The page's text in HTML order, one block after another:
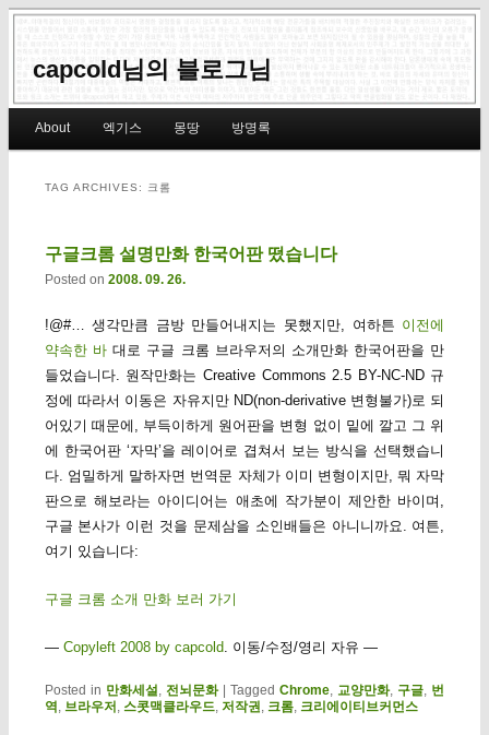
capcold님의 블로그님
Skip to primary content
Skip to secondary content
About 엑기스 몽땅 방명록
TAG ARCHIVES: 크롬
구글크롬 설명만화 한국어판 떴습니다
Posted on 2008. 09. 26.
!@#… 생각만큼 금방 만들어내지는 못했지만, 여하튼 이전에
약속한 바대로 구글 크롬 브라우저의 소개만화 한국어판을 만
들었습니다. 원작만화는 Creative Commons 2.5 BY-NC-ND 규
정에 따라서 이동은 자유지만 ND(non-derivative 변형불가)로 되
어있기 때문에, 부득이하게 원어판을 변형 없이 밑에 깔고 그 위
에 한국어판 ‘자막’을 레이어로 겹쳐서 보는 방식을 선택했습니
다. 엄밀하게 말하자면 번역문 자체가 이미 변형이지만, 뭐 자막
판으로 해보라는 아이디어는 애초에 작가분이 제안한 바이며,
구글 본사가 이런 것을 문제삼을 소인배들은 아니니까요. 여튼,
여기 있습니다:
구글 크롬 소개 만화 보러 가기
— Copyleft 2008 by capcold . 이동/수정/영리 자유 —
Posted in 만화세설, 전뇌문화 |Tagged Chrome, 교양만화, 구글, 번
역 , 브라우저 , 스콧맥클라우드, 저작권, 크롬, 크리에이티브커먼스